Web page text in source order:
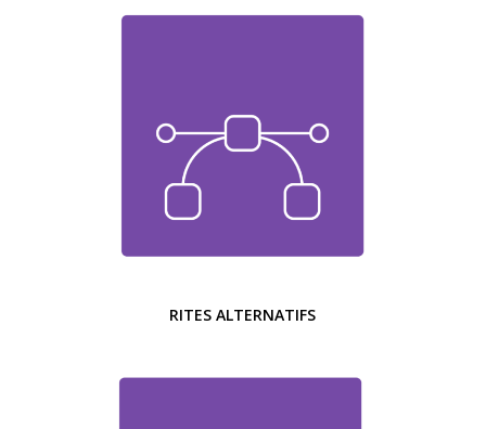
RITES ALTERNATIFS